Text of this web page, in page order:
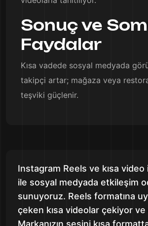
Sonuç ve
Faydalar
Kısa vadede sosyal medyada
takipçi artar; mağaza veya
teşviki güçlenir.
Instagram Reels ve kısa
ile sosyal medyada etkileşim
sunuyoruz. Reels formatına
çeken kısa videolar çekiyor
Markanızın sesini kısa